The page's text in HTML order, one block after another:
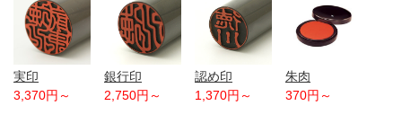
実印
3,370円～
銀行印
2,750円～
認め印
1,370円～
朱肉
370円～